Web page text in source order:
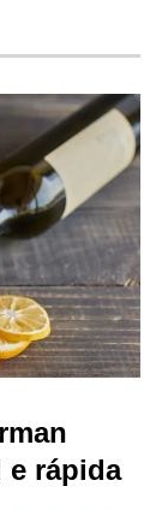
e rápida